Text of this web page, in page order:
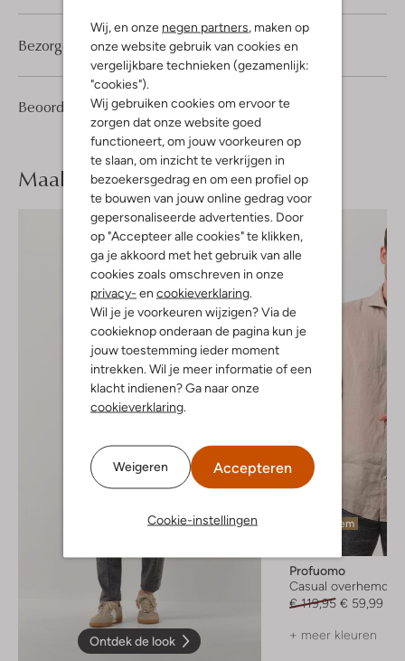
Wij, en onze negen partners , maken op
onze website gebruik van cookies en
vergelijkbare technieken (gezamenlijk:
"cookies").
Wij gebruiken cookies om ervoor te
zorgen dat onze website goed
functioneert, om jouw voorkeuren op
te slaan, om inzicht te verkrijgen in
bezoekersgedrag en om een profiel op
te bouwen van jouw online gedrag voor
gepersonaliseerde advertenties. Door
op "Accepteer alle cookies" te klikken,
ga je akkoord met het gebruik van alle
cookies zoals omschreven in onze
privacy- en cookieverklaring
Wil je je voorkeuren wijzigen? Via de
cookieknop onderaan de pagina kun je
jouw toestemming ieder moment
intrekken. Wil je meer informatie of een
klacht indienen? Ga naar onze
cookieverklaring
Weigeren Accepteren
Cookie-instellingen
Beoordelingen (1) 5/5
1
5
Sterren
Bezorgen & retourneren
Maak jelook compleet
Ontdek de look
Laatste item
Profuomo
Casual overhemd
€ 119,95 € 59,99
+ meer kleuren